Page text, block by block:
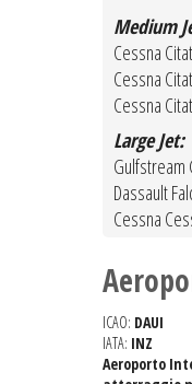
Medium
Cessna
Cessna
Cessna
Large Jet:
Gulfstream
Dassault
Cessna
ICAO: DAUI
IATA: INZ
Aeroporto